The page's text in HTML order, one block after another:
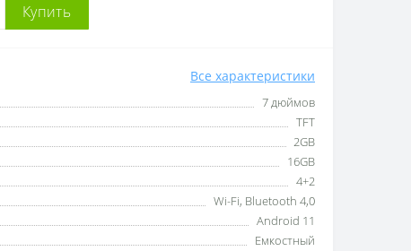
Купить
Все характеристики
7 дюймов
TFT
2GB
16GB
4+2
Wi-Fi, Bluetooth 4,0
Android 11
Емкостный